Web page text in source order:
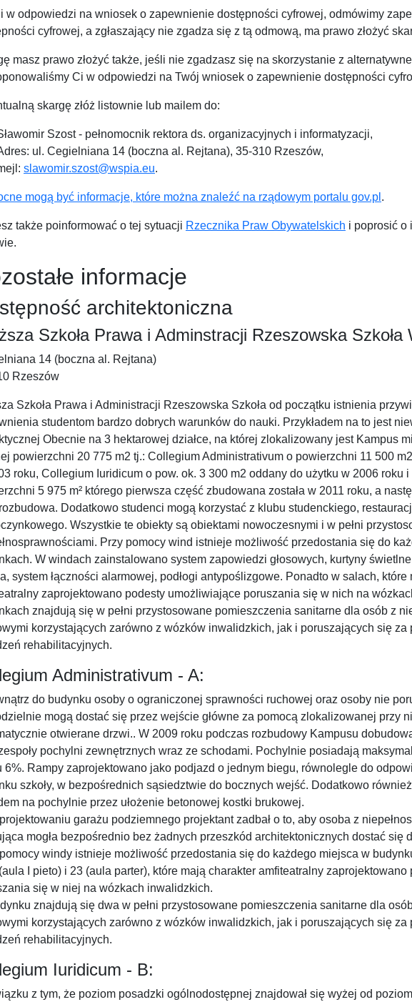
w odpowiedzi na wniosek o zapewnienie dostępności cyfrowej, odmówimy
cyfrowej, a zgłaszający nie zgadza się z tą odmową, ma prawo złożyć
masz prawo złożyć także, jeśli nie zgadzasz się na skorzystanie z
Ci w odpowiedzi na Twój wniosek o zapewnienie dostępności
skargę złóż listownie lub mailem do:
Szost - pełnomocnik rektora ds. organizacyjnych i informatyzacji,
ul. Cegielniana 14 (boczna al. Rejtana), 35-310 Rzeszów,
slawomir.szost@wspia.eu.
mogą być informacje, które można znaleźć na rządowym portalu gov.pl .
także poinformować o tej sytuacji Rzecznika Praw Obywatelskich i poprosić o
informacje
architektoniczna
Szkoła Prawa i Adminstracji Rzeszowska Szkoła
14 (boczna al. Rejtana)
Rzeszów
Szkoła Prawa i Administracji Rzeszowska Szkoła od początku istnienia
studentom bardzo dobrych warunków do nauki. Przykładem na to jest
Obecnie na 3 hektarowej działce, na której zlokalizowany jest Kampus
powierzchni 20 775 m2 tj.: Collegium Administrativum o powierzchni 11 500
roku, Collegium Iuridicum o pow. ok. 3 300 m2 oddany do użytku w 2006 roku
5 975 m² którego pierwsza część zbudowana została w 2011 roku, a
Dodatkowo studenci mogą korzystać z klubu studenckiego,
Wszystkie te obiekty są obiektami nowoczesnymi i w pełni
Przy pomocy wind istnieje możliwość przedostania się do
W windach zainstalowano system zapowiedzi głosowych, kurtyny
system łączności alarmowej, podłogi antypoślizgowe. Ponadto w salach, które
zaprojektowano podesty umożliwiające poruszania się w nich na
znajdują się w pełni przystosowane pomieszczenia sanitarne dla osób z
korzystających zarówno z wózków inwalidzkich, jak i poruszających się za
rehabilitacyjnych.
Administrativum - A:
do budynku osoby o ograniczonej sprawności ruchowej oraz osoby nie
mogą dostać się przez wejście główne za pomocą zlokalizowanej przy
otwierane drzwi.. W 2009 roku podczas rozbudowy Kampusu
pochylni zewnętrznych wraz ze schodami. Pochylnie posiadają
6%. Rampy zaprojektowano jako podjazd o jednym biegu, równolegle do
szkoły, w bezpośrednich sąsiedztwie do bocznych wejść. Dodatkowo
na pochylnie przez ułożenie betonowej kostki brukowej.
garażu podziemnego projektant zadbał o to, aby osoba z
mogła bezpośrednio bez żadnych przeszkód architektonicznych dostać się
windy istnieje możliwość przedostania się do każdego miejsca w
I pieto) i 23 (aula parter), które mają charakter amfiteatralny
się w niej na wózkach inwalidzkich.
znajdują się dwa w pełni przystosowane pomieszczenia sanitarne dla
korzystających zarówno z wózków inwalidzkich, jak i poruszających się za
rehabilitacyjnych.
Iuridicum - B:
z tym, że poziom posadzki ogólnodostępnej znajdował się wyżej od